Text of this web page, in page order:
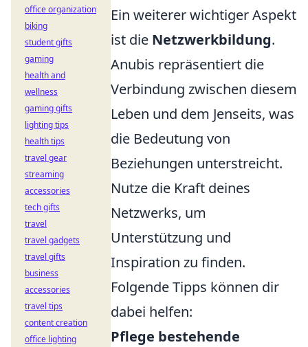
Ein weiterer wichtiger Aspekt
ist die Netzwerkbildung.
Anubis repräsentiert die
Verbindung zwischen diesem
Leben und dem Jenseits, was
die Bedeutung von
Beziehungen unterstreicht.
Nutze die Kraft deines
Netzwerks, um
Unterstützung und
Inspiration zu finden.
Folgende Tipps können dir
dabei helfen:
Pflege bestehende
office organization
biking
student gifts
gaming
health and
wellness
gaming gifts
lighting tips
health tips
travel gear
streaming
accessories
tech gifts
travel
travel gadgets
travel gifts
business
accessories
travel tips
content creation
office lighting